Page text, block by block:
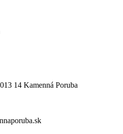
14 Kamenná Poruba